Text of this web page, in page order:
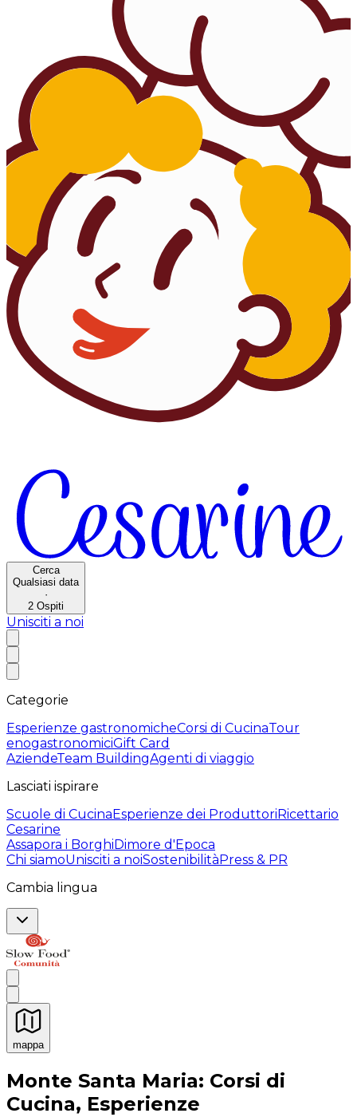
Cerca
Qualsiasi data
·
2 Ospiti
Unisciti a noi
Categorie
Esperienze gastronomicheCorsi di CucinaTour
enogastronomiciGift Card
AziendeTeam BuildingAgenti di viaggio
Lasciati ispirare
Scuole di CucinaEsperienze dei ProduttoriRicettario
Cesarine
Assapora i BorghiDimore d'Epoca
Chi siamoUnisciti a noiSostenibilitàPress & PR
Cambia lingua
mappa
Esperienze culinarie indimenticabili: Esperienze
Monte Santa Maria: Corsi di
Cucina, Esperienze